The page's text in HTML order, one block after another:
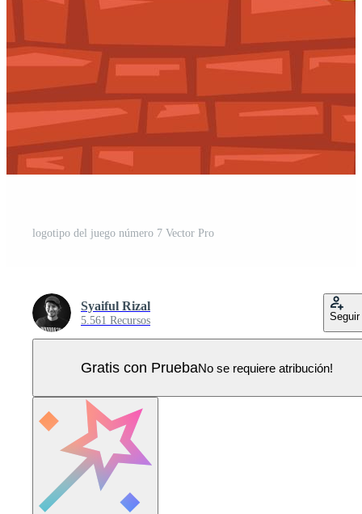
logotipo del juego número 7 Vector Pro
Syaiful Rizal
5.561 Recursos Seguir
Gratis con PruebaNo se requiere atribución!